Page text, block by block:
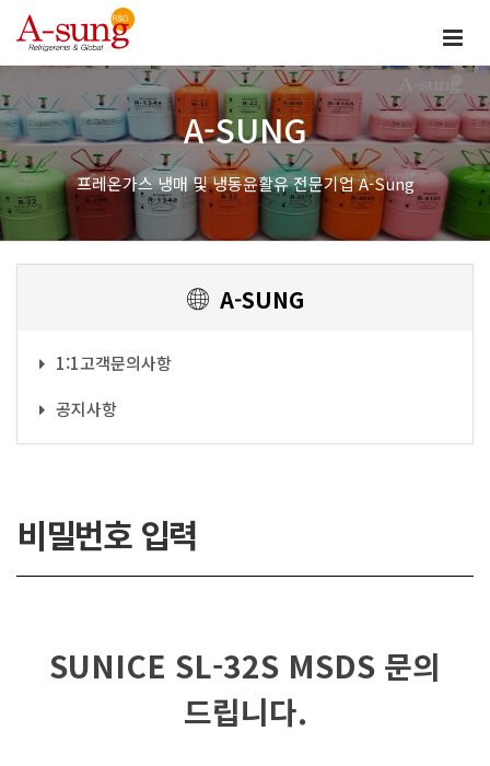
A-SUNG
프레온가스 냉매 및 냉동윤활유 전문기업 A-Sung
A-SUNG
1:1고객문의사항
공지사항
비밀번호 입력
SUNICE SL-32S MSDS 문의
드립니다.